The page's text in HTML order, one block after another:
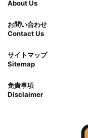
About Us
お問い合わせ
Contact Us
サイトマップ
Sitemap
免責事項
Disclaimer